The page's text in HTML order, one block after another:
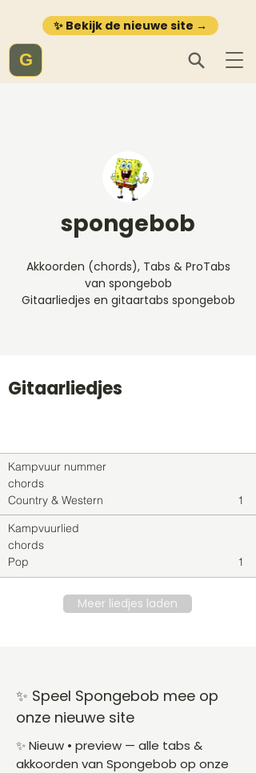
✨ Bekijk de nieuwe site →
G
spongebob
Akkoorden (chords), Tabs & ProTabs
van spongebob
Gitaarliedjes en gitaartabs spongebob
Gitaarliedjes
Kampvuur nummer
chords
Country & Western
1
Kampvuurlied
chords
Pop
1
Meer liedjes laden
✨ Speel Spongebob mee op
onze nieuwe site
✨ Nieuw • preview — alle tabs &
akkoorden van Spongebob op onze